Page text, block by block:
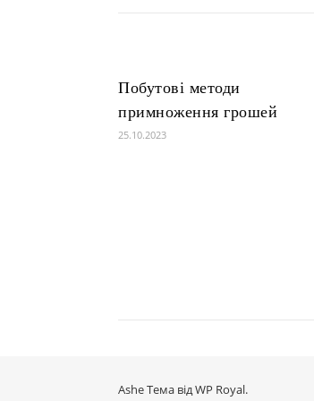
Побутові методи
примноження грошей
25.10.2023
Ashe Тема відWP Royal.